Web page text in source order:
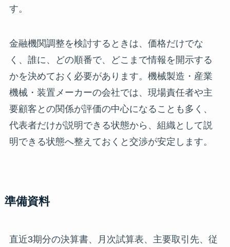
す。
金融機関調整を検討するときは、価格だけでな
く、誰に、どの順番で、どこまで情報を開示する
かを決めておく必要があります。機械製造・産業
機械・装置メーカーの会社では、現場責任者や主
要顧客との関係が評価の中心になることも多く、
代表者だけが説明できる状態から、組織として説
明できる状態へ整えておくと交渉が安定します。
準備資料
直近3期分の決算書、月次試算表、主要取引先、従